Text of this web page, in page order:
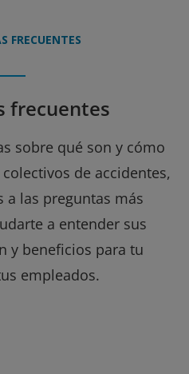
FRECUENTES
frecuentes
sobre qué son y cómo
de accidentes,
a las preguntas más
a entender sus
y beneficios para tu
empleados.